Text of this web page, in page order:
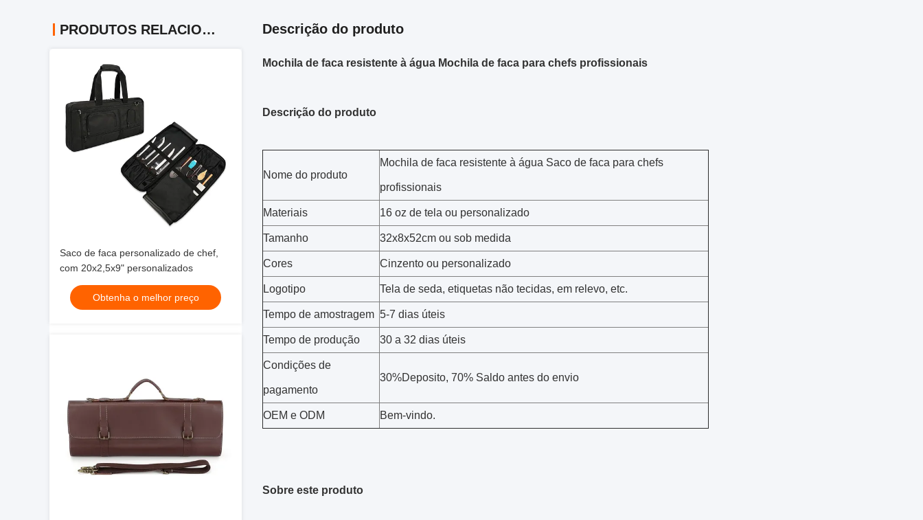
PRODUTOS RELACIONADOS
Saco de faca personalizado de chef,
com 20x2,5x9" personalizados
Obtenha o melhor preço
Descrição do produto
Mochila de faca resistente à água Mochila de faca para chefs profissionais
Descrição do produto
Nome do produto
Mochila de faca resistente à água Saco de faca para chefs
profissionais
Materiais 16 oz de tela ou personalizado
Tamanho 32x8x52cm ou sob medida
Cores Cinzento ou personalizado
Logotipo Tela de seda, etiquetas não tecidas, em relevo, etc.
Tempo de amostragem 5-7 dias úteis
Tempo de produção 30 a 32 dias úteis
Condições de
pagamento
30%Deposito, 70% Saldo antes do envio
OEM e ODM Bem-vindo.
Sobre este produto